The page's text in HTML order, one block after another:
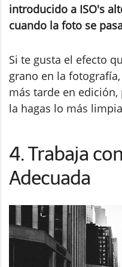
introducido a ISO's
cuando la foto se
Si te gusta el efecto
grano en la
más tarde en
la hagas lo más
4. Trabaja
Adecuada